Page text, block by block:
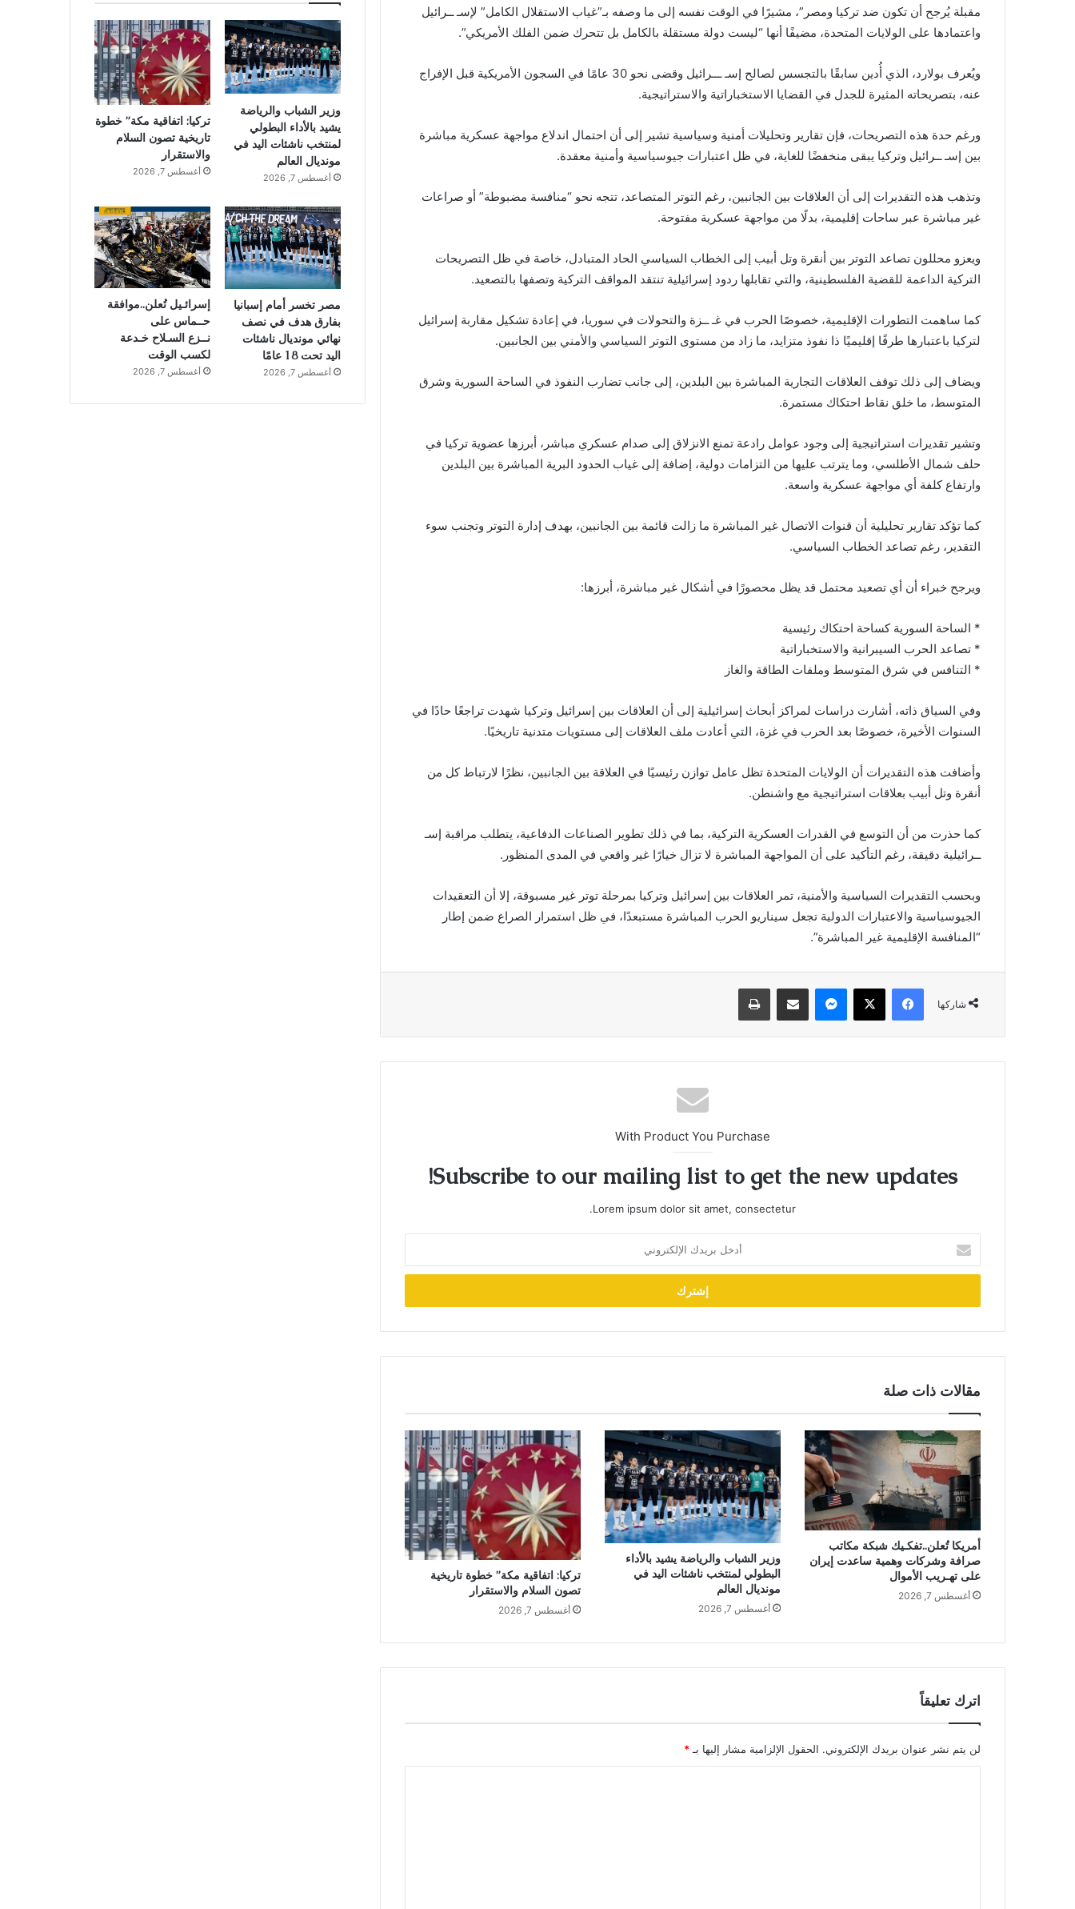
مقبلة يُرجح أن تكون ضد تركيا ومصر”، مشيرًا في الوقت نفسه إلى ما وصفه بـ”غياب الاستقلال الكامل” لإسـ ــرائيل
واعتمادها على الولايات المتحدة، مضيفًا أنها “ليست دولة مستقلة بالكامل بل تتحرك ضمن الفلك الأمريكي”.
ويُعرف بولارد، الذي أُدين سابقًا بالتجسس لصالح إسـ ـــرائيل وقضى نحو 30 عامًا في السجون الأمريكية قبل الإفراج
عنه، بتصريحاته المثيرة للجدل في القضايا الاستخباراتية والاستراتيجية.
ورغم حدة هذه التصريحات، فإن تقارير وتحليلات أمنية وسياسية تشير إلى أن احتمال اندلاع مواجهة عسكرية مباشرة
بين إسـ ــرائيل وتركيا يبقى منخفضًا للغاية، في ظل اعتبارات جيوسياسية وأمنية معقدة.
وتذهب هذه التقديرات إلى أن العلاقات بين الجانبين، رغم التوتر المتصاعد، تتجه نحو “منافسة مضبوطة” أو صراعات
غير مباشرة عبر ساحات إقليمية، بدلًا من مواجهة عسكرية مفتوحة.
ويعزو محللون تصاعد التوتر بين أنقرة وتل أبيب إلى الخطاب السياسي الحاد المتبادل، خاصة في ظل التصريحات
التركية الداعمة للقضية الفلسطينية، والتي تقابلها ردود إسرائيلية تنتقد المواقف التركية وتصفها بالتصعيد.
كما ساهمت التطورات الإقليمية، خصوصًا الحرب في غـ ــزة والتحولات في سوريا، في إعادة تشكيل مقاربة إسرائيل
لتركيا باعتبارها طرفًا إقليميًا ذا نفوذ متزايد، ما زاد من مستوى التوتر السياسي والأمني بين الجانبين.
ويضاف إلى ذلك توقف العلاقات التجارية المباشرة بين البلدين، إلى جانب تضارب النفوذ في الساحة السورية وشرق
المتوسط، ما خلق نقاط احتكاك مستمرة.
وتشير تقديرات استراتيجية إلى وجود عوامل رادعة تمنع الانزلاق إلى صدام عسكري مباشر، أبرزها عضوية تركيا في
حلف شمال الأطلسي، وما يترتب عليها من التزامات دولية، إضافة إلى غياب الحدود البرية المباشرة بين البلدين
وارتفاع كلفة أي مواجهة عسكرية واسعة.
كما تؤكد تقارير تحليلية أن قنوات الاتصال غير المباشرة ما زالت قائمة بين الجانبين، بهدف إدارة التوتر وتجنب سوء
التقدير، رغم تصاعد الخطاب السياسي.
ويرجح خبراء أن أي تصعيد محتمل قد يظل محصورًا في أشكال غير مباشرة، أبرزها:
* الساحة السورية كساحة احتكاك رئيسية
* تصاعد الحرب السيبرانية والاستخباراتية
* التنافس في شرق المتوسط وملفات الطاقة والغاز
وفي السياق ذاته، أشارت دراسات لمراكز أبحاث إسرائيلية إلى أن العلاقات بين إسرائيل وتركيا شهدت تراجعًا حادًا في
السنوات الأخيرة، خصوصًا بعد الحرب في غزة، التي أعادت ملف العلاقات إلى مستويات متدنية تاريخيًا.
وأضافت هذه التقديرات أن الولايات المتحدة تظل عامل توازن رئيسيًا في العلاقة بين الجانبين، نظرًا لارتباط كل من
أنقرة وتل أبيب بعلاقات استراتيجية مع واشنطن.
كما حذرت من أن التوسع في القدرات العسكرية التركية، بما في ذلك تطوير الصناعات الدفاعية، يتطلب مراقبة إسـ
ــرائيلية دقيقة، رغم التأكيد على أن المواجهة المباشرة لا تزال خيارًا غير واقعي في المدى المنظور.
وبحسب التقديرات السياسية والأمنية، تمر العلاقات بين إسرائيل وتركيا بمرحلة توتر غير مسبوقة، إلا أن التعقيدات
الجيوسياسية والاعتبارات الدولية تجعل سيناريو الحرب المباشرة مستبعدًا، في ظل استمرار الصراع ضمن إطار
“المنافسة الإقليمية غير المباشرة”.
شاركها
فيسبوك X ماسنجر مشاركة عبر البريد طباعة
With Product You Purchase
Subscribe to our mailing list to get the new updates!
Lorem ipsum dolor sit amet, consectetur.
بريدك
الإلكتروني
مقالات ذات صلة
أمريكا تُعلن..تفكـيك شبكة مكاتب
صرافة وشركات وهمية ساعدت إيران
على تهـريب الأموال
أغسطس 7, 2026
وزير الشباب والرياضة يشيد بالأداء
البطولي لمنتخب ناشئات اليد في
مونديال العالم
أغسطس 7, 2026
تركيا: اتفاقية مكة” خطوة تاريخية
تصون السلام والاستقرار
أغسطس 7, 2026
اترك تعليقاً
لن يتم نشر عنوان بريدك الإلكتروني. الحقول الإلزامية مشار إليها بـ *
وزير الشباب والرياضة
يشيد بالأداء البطولي
لمنتخب ناشئات اليد في
مونديال العالم
أغسطس 7, 2026
تركيا: اتفاقية مكة” خطوة
تاريخية تصون السلام
والاستقرار
أغسطس 7, 2026
مصر تخسر أمام إسبانيا
بفارق هدف في نصف
نهائي مونديال ناشئات
اليد تحت 18 عامًا
أغسطس 7, 2026
إسرائـيل تُعلن..موافقة
حــماس على
نــزع السـلاح خـدعة
لكسب الوقت
أغسطس 7, 2026